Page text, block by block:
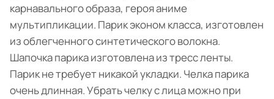
карнавального образа, героя аниме
мультипликации. Парик эконом класса, изготовлен
из облегченного синтетического волокна.
Шапочка парика изготовлена из тресс ленты.
Парик не требует никакой укладки. Челка парика
очень длинная. Убрать челку с лица можно при